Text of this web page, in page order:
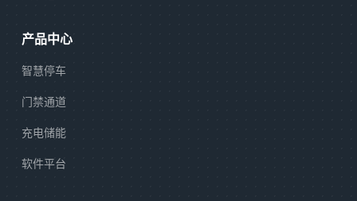
产品中心
智慧停车
门禁通道
充电储能
软件平台